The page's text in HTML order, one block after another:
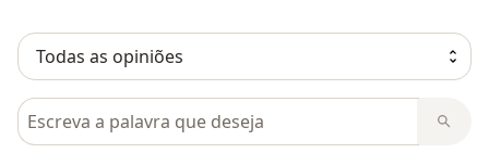
Pesquisar em opiniões